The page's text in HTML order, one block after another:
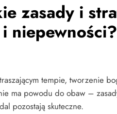
zasady i
niepewności?
tempie, tworzenie
ma powodu do obaw –
pozostają skuteczne.